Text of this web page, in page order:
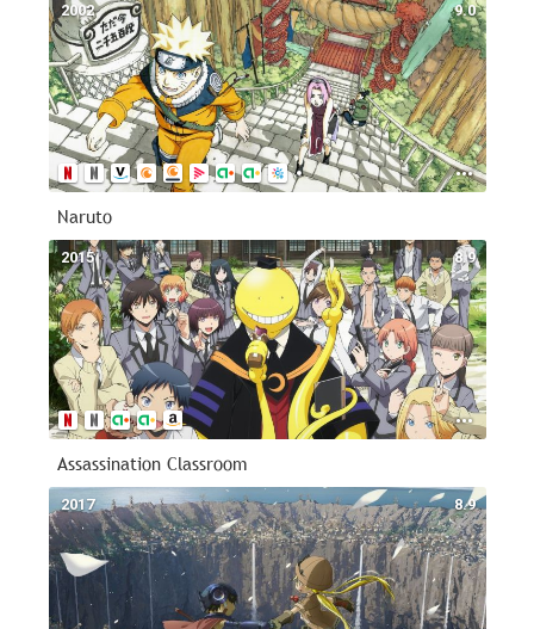
9.0
2002
Naruto
8.9
2015
Assassination Classroom
8.9
2017